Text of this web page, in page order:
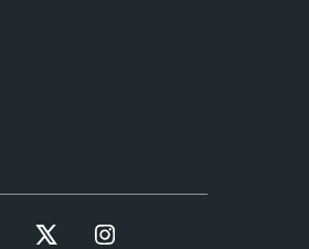
YouTube Twitter